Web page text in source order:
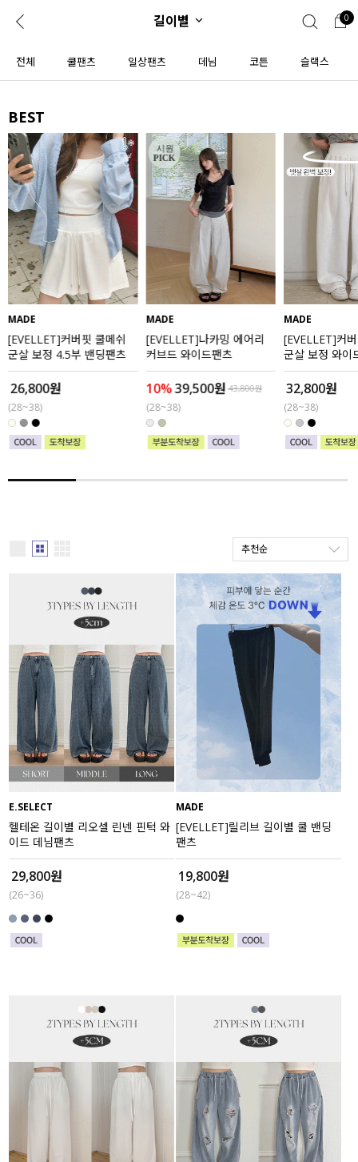
로그인 0
ENG
콘텐츠 리뷰 & 혜택 플러스핏 회원혜택 입
CATEGORY COMMUNITY
도착보장⚡
인플루언서 pick!
신상 5%
베스트
MADE
세트할인 ~30%
하객룩
셔츠
원피스
니트
액티브
아우터
스커트
언더웨어/파자마
코디템
FIT ZOOM
ALL
익스클루시브
아우터
니트
블라우스
액티브웨어
언더웨어
ACC
길이별 0
전체 쿨팬츠 일상팬츠 데님 코튼 슬랙스
BEST
MADE
[EVELLET]커버핏 쿨메쉬
군살 보정 4.5부 밴딩팬츠
26,800원
(28~38)
MADE
[EVELLET]나카밍 에어리
커브드 와이드팬츠
10%39,500원 43,800원
(28~38)
MADE
[EVELLET]커
군살 보정 와이
32,800원
(28~38)
추천순
E.SELECT
헬테온 길이별 리오셀 린넨 핀턱 와
이드 데님팬츠
29,800원
(26~36)
MADE
[EVELLET]릴리브 길이별 쿨 밴딩
팬츠
19,800원
(28~42)